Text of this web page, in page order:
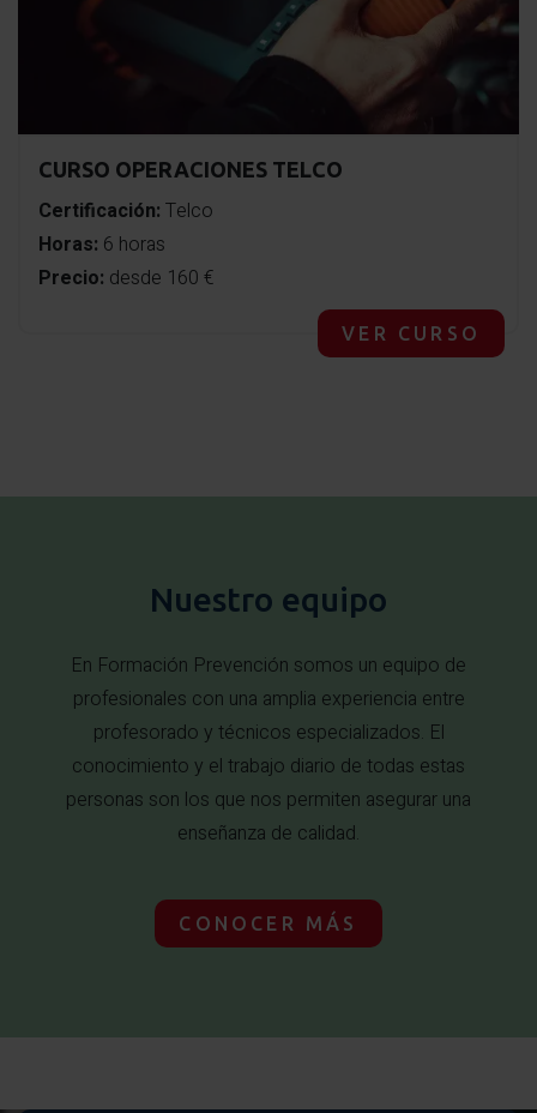
CURSO OPERACIONES TELCO
Certificación: Telco
Horas: 6 horas
Precio: desde 160 €
VER CURSO
Nuestro equipo
En Formación Prevención somos un equipo de
profesionales con una amplia experiencia entre
profesorado y técnicos especializados. El
conocimiento y el trabajo diario de todas estas
personas son los que nos permiten asegurar una
enseñanza de calidad.
CONOCER MÁS